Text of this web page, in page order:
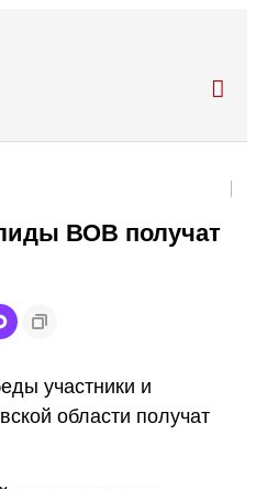
ВОВ получат
участники и
области получат